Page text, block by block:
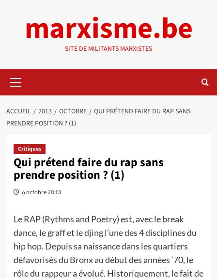
marxisme.be
SITE DE MILITANTS MARXISTES
principal
ACCUEIL 2013 OCTOBRE
QUI PRÉTEND FAIRE DU RAP SANS
PRENDRE POSITION ? (1)
Critiques
Qui prétend faire du rap sans
prendre position ? (1)
6 octobre 2013
Le RAP (Rythms and Poetry) est, avec le break
dance, le graff et le djing l’une des 4 disciplines du
hip hop. Depuis sa naissance dans les quartiers
défavorisés du Bronx au début des années ‘70, le
rôle du rappeur a évolué. Historiquement, le fait de